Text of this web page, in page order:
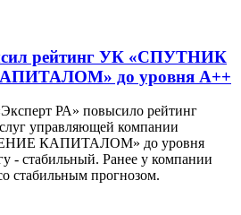
рейтинг УК «СПУТНИК
до уровня А++
РА» повысило рейтинг
управляющей компании
КАПИТАЛОМ» до уровня
- стабильный. Ранее у компании
стабильным прогнозом.